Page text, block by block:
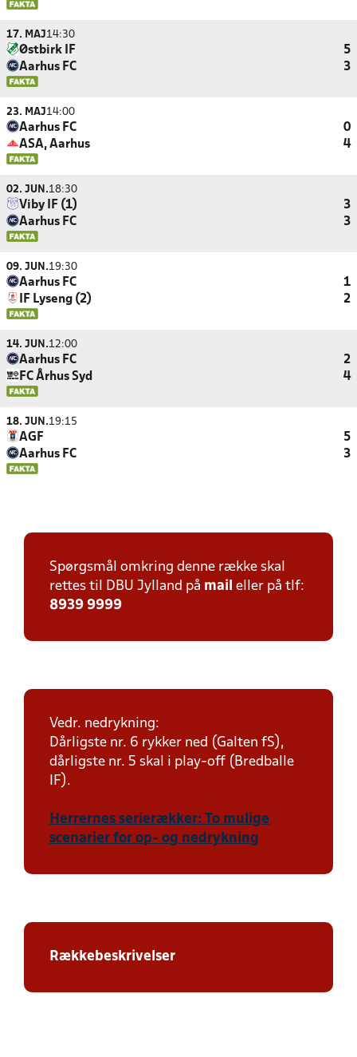
17. MAJ14:30
Østbirk IF
5
Aarhus FC
3
23. MAJ14:00
Aarhus FC
0
ASA, Aarhus
4
02. JUN.18:30
Viby IF (1)
3
Aarhus FC
3
09. JUN.19:30
Aarhus FC
1
IF Lyseng (2)
2
14. JUN.12:00
Aarhus FC
2
FC Århus Syd
4
18. JUN.19:15
AGF
5
Aarhus FC
3
Spørgsmål omkring denne række skal
rettes til DBU Jylland på mail eller på tlf:
8939 9999
Vedr. nedrykning:
Dårligste nr. 6 rykker ned (Galten fS),
dårligste nr. 5 skal i play-off (Bredballe
IF).
Herrernes serierækker: To mulige
scenarier for op- og nedrykning
Rækkebeskrivelser